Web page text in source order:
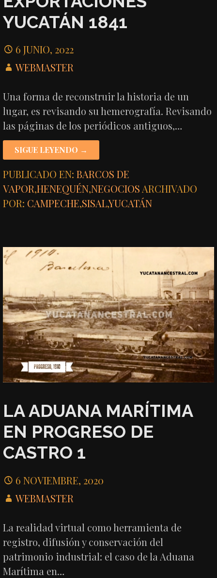
YUCATÁN 1841
6 JUNIO, 2022
WEBMASTER
Una forma de reconstruir la historia de un
lugar, es revisando su hemerografía. Revisando
las páginas de los periódicos antiguos,…
SIGUE LEYENDO →
PUBLICADO EN:BARCOS DE
VAPOR,HENEQUÉN,NEGOCIOS ARCHIVADO
POR: CAMPECHE,SISAL,YUCATÁN
LA ADUANA MARÍTIMA
EN PROGRESO DE
CASTRO 1
6 NOVIEMBRE, 2020
WEBMASTER
La realidad virtual como herramienta de
registro, difusión y conservación del
patrimonio industrial: el caso de la Aduana
Marítima en…